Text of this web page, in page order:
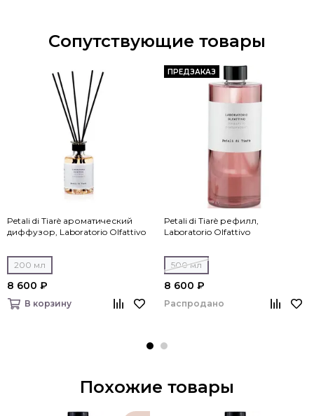
Сопутствующие товары
Petali di Tiarè ароматический
диффузор, Laboratorio Olfattivo
200 мл
8 600 ₽
В корзину
ПРЕДЗАКАЗ
Petali di Tiarè рефилл,
Laboratorio Olfattivo
500 мл
8 600 ₽
Распродано
Похожие товары